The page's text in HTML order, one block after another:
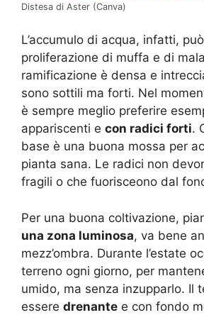
Distesa di Aster (Canva)
L’accumulo di acqua, infatti,
proliferazione di muffa e di
ramificazione è densa e
sono sottili ma forti. Nel
è sempre meglio preferire
appariscenti e con radici forti.
base è una buona mossa per
pianta sana. Le radici non
fragili o che fuorisceono dal
Per una buona coltivazione,
una zona luminosa, va bene
mezz’ombra. Durante l’estate
terreno ogni giorno, per
umido, ma senza inzupparlo. Il
essere drenante e con fondo